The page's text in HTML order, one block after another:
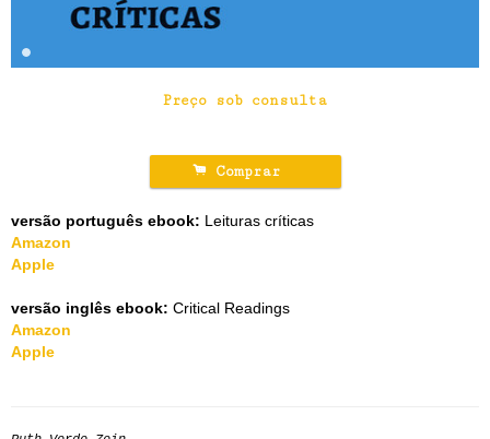
Preço sob consulta
. Comprar
versão português ebook: Leituras críticas
Amazon
Apple
versão inglês ebook: Critical Readings
Amazon
Apple